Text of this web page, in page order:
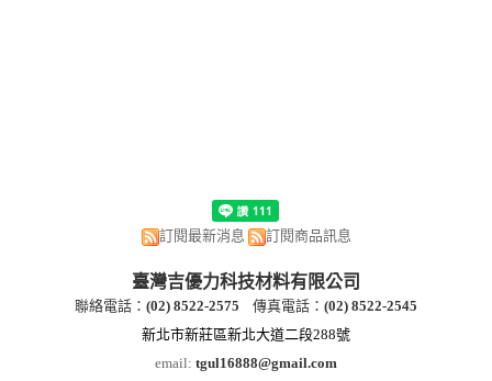
訂閱最新消息 訂閱商品訊息
臺灣吉優力科技材料有限公司
聯絡電話： (02) 8522-2575 傳真電話： (02) 8522-2545
新北市新莊區新北大道二段288號
email: tgul16888@gmail.com